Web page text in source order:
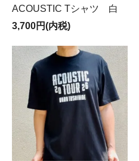
ACOUSTIC Tシャツ 白
3,700円(内税)